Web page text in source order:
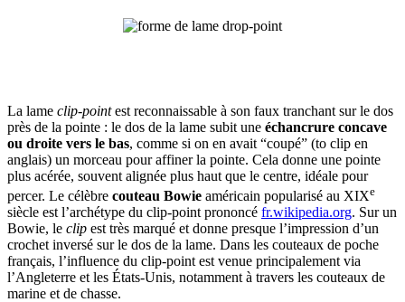
La lame clip-pointest reconnaissable à son faux tranchant sur le dos
près de la pointe : le dos de la lame subit une échancrure concave
ou droite vers le bas, comme si on en avait “coupé” (to clip en
anglais) un morceau pour affiner la pointe. Cela donne une pointe
plus acérée, souvent alignée plus haut que le centre, idéale pour
percer. Le célèbre couteau Bowie américain popularisé au XIXe
siècle est l’archétype du clip-point prononcé ​ fr.wikipedia.org. Sur un
Bowie, le clip est très marqué et donne presque l’impression d’un
crochet inversé sur le dos de la lame. Dans les couteaux de poche
français, l’influence du clip-point est venue principalement via
l’Angleterre et les États-Unis, notamment à travers les couteaux de
marine et de chasse.